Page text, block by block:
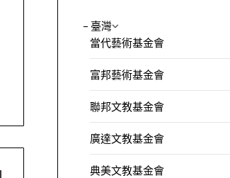
– 臺灣
當代藝術基金會
富邦藝術基金會
聯邦文教基金會
廣達文教基金會
典美文教基金會